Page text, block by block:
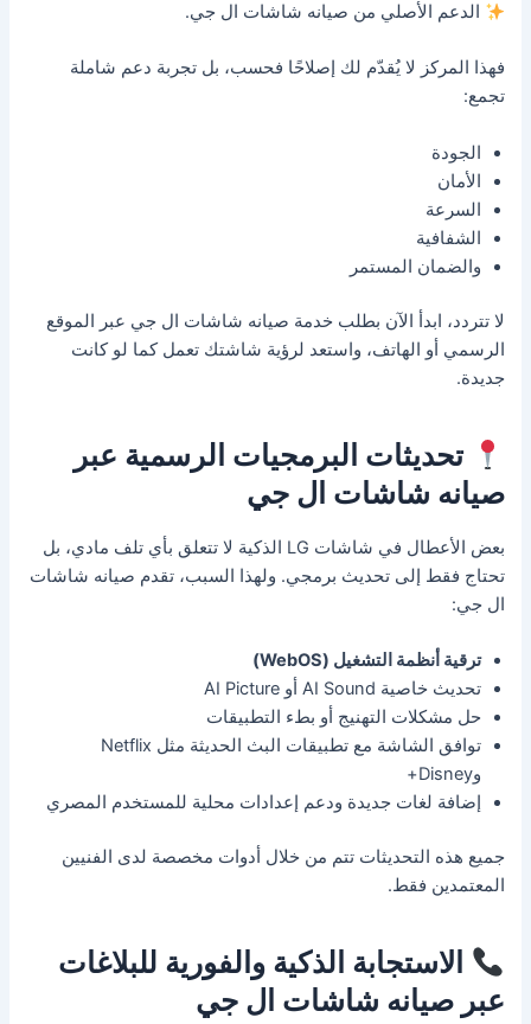
الدعم الأصلي من صيانه شاشات ال جي.
فهذا المركز لا يُقدّم لك إصلاحًا فحسب، بل تجربة دعم شاملة
تجمع:
الجودة
الأمان
السرعة
الشفافية
والضمان المستمر
لا تتردد، ابدأ الآن بطلب خدمة صيانه شاشات ال جي عبر الموقع
الرسمي أو الهاتف، واستعد لرؤية شاشتك تعمل كما لو كانت
جديدة.
تحديثات البرمجيات الرسمية عبر
صيانه شاشات ال جي
بعض الأعطال في شاشات LG الذكية لا تتعلق بأي تلف مادي، بل
تحتاج فقط إلى تحديث برمجي. ولهذا السبب، تقدم صيانه شاشات
ال جي:
ترقية أنظمة التشغيل (WebOS)
تحديث خاصية AI Sound أو AI Picture
حل مشكلات التهنيج أو بطء التطبيقات
توافق الشاشة مع تطبيقات البث الحديثة مثل Netflix
وDisney+
إضافة لغات جديدة ودعم إعدادات محلية للمستخدم المصري
جميع هذه التحديثات تتم من خلال أدوات مخصصة لدى الفنيين
المعتمدين فقط.
الاستجابة الذكية والفورية للبلاغات
عبر صيانه شاشات ال جي